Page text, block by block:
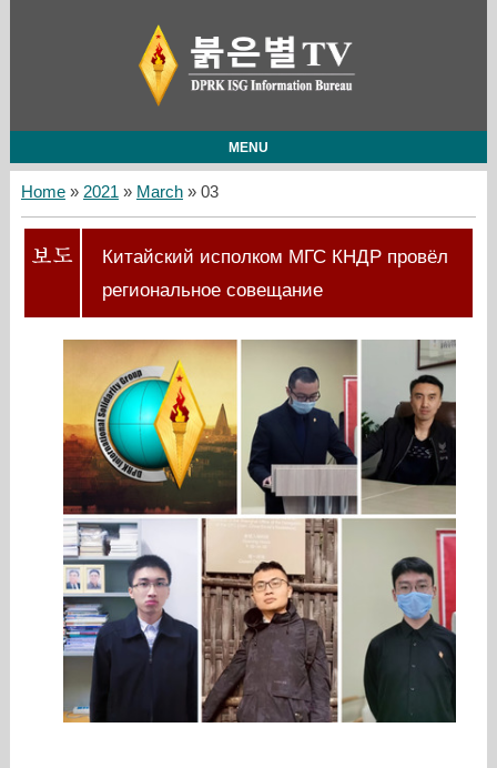
MENU
Home» 2021 » March » 03
Китайский исполком МГС КНДР провёл
региональное совещание